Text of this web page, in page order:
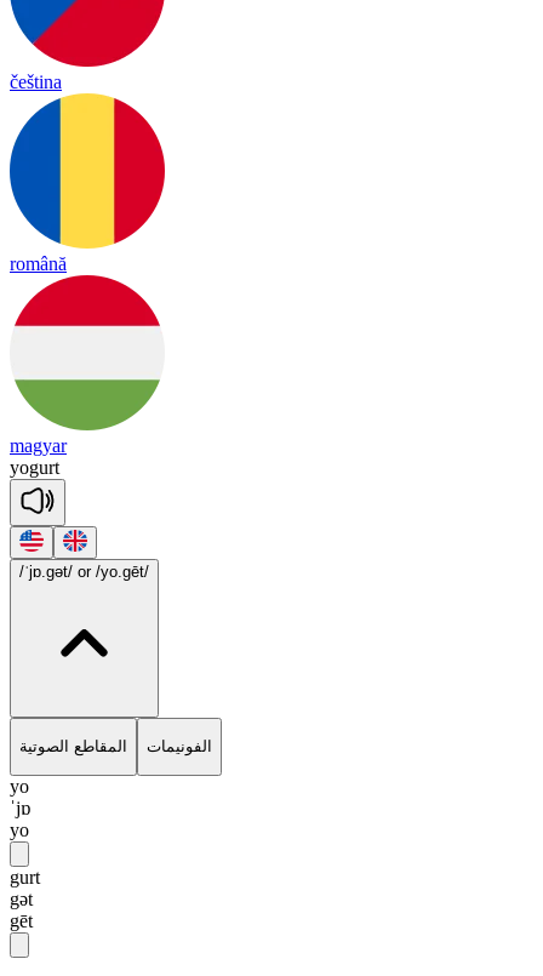
čeština
română
magyar
yogurt
/ˈjɒ.gət/ or /yo.gēt/
المقاطع الصوتية الفونيمات
yo
ˈjɒ
yo
gurt
gət
gēt